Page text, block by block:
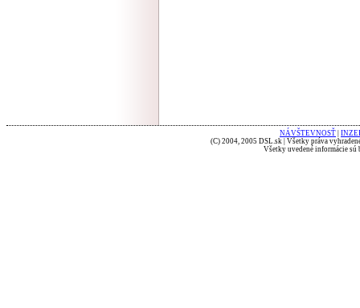
NÁVŠTEVNOSŤ
(C) 2004, 2005 DSL.sk | Všetky práva
Všetky uvedené informácie sú